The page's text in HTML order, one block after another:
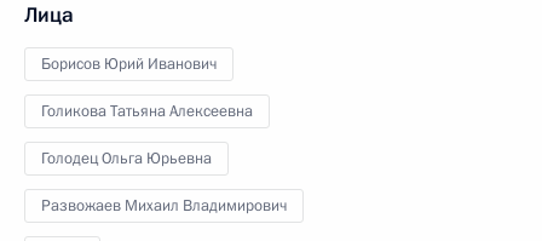
Лица
Борисов Юрий Иванович
Голикова Татьяна Алексеевна
Голодец Ольга Юрьевна
Развожаев Михаил Владимирович